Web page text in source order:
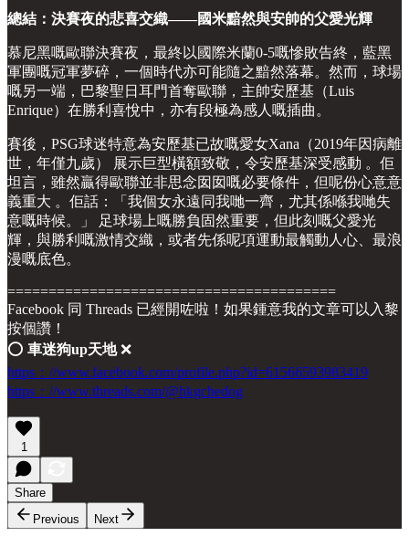
總結：決賽夜的悲喜交織——國米黯然與安帥的父愛光輝
慕尼黑嘅歐聯決賽夜，最終以國際米蘭0-5嘅慘敗告終，藍黑
軍團嘅冠軍夢碎，一個時代亦可能隨之黯然落幕。然而，球場
嘅另一端，巴黎聖日耳門首奪歐聯，主帥安歷基（Luis
Enrique）在勝利喜悅中，亦有段極為感人嘅插曲。
賽後，PSG球迷特意為安歷基已故嘅愛女Xana（2019年因病離
世，年僅九歲） 展示巨型橫額致敬，令安歷基深受感動 。佢
坦言，雖然贏得歐聯並非思念囡囡嘅必要條件，但呢份心意意
義重大 。佢話：「我個女永遠同我哋一齊，尤其係喺我哋失
意嘅時候。」 足球場上嘅勝負固然重要，但此刻嘅父愛光
輝，與勝利嘅激情交織，或者先係呢項運動最觸動人心、最浪
漫嘅底色。
========================================
Facebook 同 Threads 已經開咗啦！如果鍾意我的文章可以入黎
按個讚！
⭕️ 車迷狗up天地❌
https：//www.facebook.com/profile.php?id=61566593983419
https：//www.threads.com/@hkgchedog
1
Share
Previous
Next